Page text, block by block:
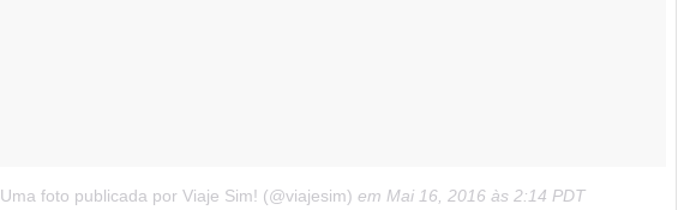
Uma foto publicada por Viaje Sim! (@viajesim) em Mai 16, 2016 às 2:14 PDT